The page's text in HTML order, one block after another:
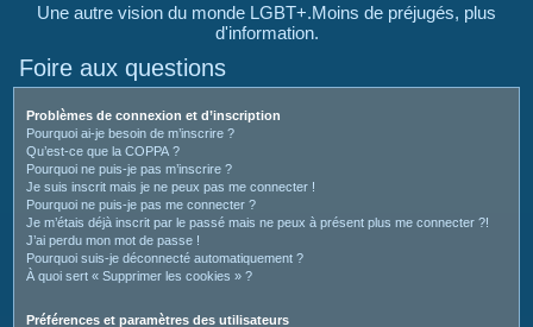
Une autre vision du monde LGBT+.Moins de préjugés, plus
d'information.
Foire aux questions
Problèmes de connexion et d’inscription
Pourquoi ai-je besoin de m’inscrire ?
Qu’est-ce que la COPPA ?
Pourquoi ne puis-je pas m’inscrire ?
Je suis inscrit mais je ne peux pas me connecter !
Pourquoi ne puis-je pas me connecter ?
Je m’étais déjà inscrit par le passé mais ne peux à présent plus me connecter ?!
J’ai perdu mon mot de passe !
Pourquoi suis-je déconnecté automatiquement ?
À quoi sert « Supprimer les cookies » ?
Préférences et paramètres des utilisateurs